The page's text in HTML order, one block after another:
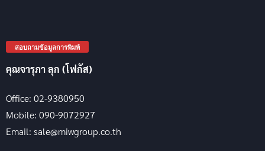
สอบถามข้อมูลการพิมพ์
คุณจารุภา ลุก (โฟกัส)
Office: 02-9380950
Mobile: 090-9072927
Email: sale@miwgroup.co.th